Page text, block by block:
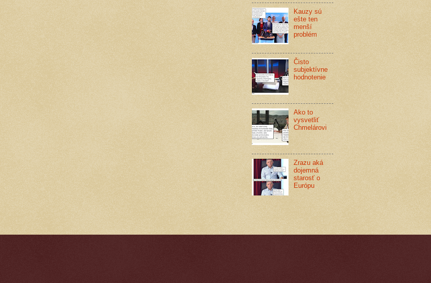
Kauzy sú
ešte ten
menší
problém
Čisto
subjektívne
hodnotenie
Ako to
vysvetliť
Chmelárovi
Zrazu aká
dojemná
starosť o
Európu